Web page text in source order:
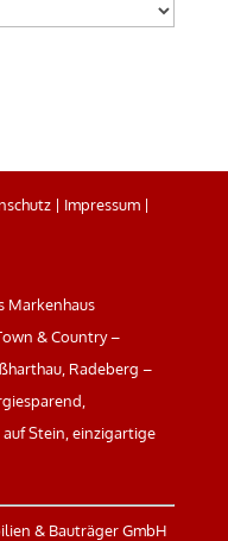
| Impressum|
Markenhaus
& Country –
Radeberg –
Stein, einzigartige
& Bauträger GmbH